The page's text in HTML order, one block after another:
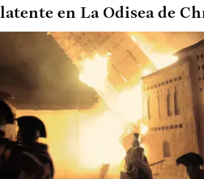
latente en La Odisea de